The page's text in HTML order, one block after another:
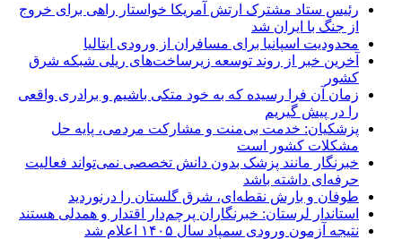
رئیس ستاد مشترک ارتش آمریکا خواستار راهی برای خروج
از جنگ با ایران شد
محدودیت اسپانیا برای مسافران از ورودی ایتالیا
آخرین خبر از روند توسعه زیرساخت‌های ریلی شبکه شرق
کشور
زمان آن فرا رسیده که به خود متکی باشیم و برادری واقعی
را در پیش گیریم
پزشکیان: خدمت بی‌منت و مشارکت مردمی، پایه حل
مشکلات کشور است
خبرنگار مانند پزشک بدون دانش تخصصی نمی‌تواند فعالیت
حرفه‌ای داشته باشد
طوفان و بارش نقطه‌ای، شرق گلستان را درنوردید
استاندار لرستان: خبرنگاران پرچم‌دار اقتدار و همدلی هستند
نتیجه آزمون ورودی سمپاد سال ۱۴۰۵ اعلام شد